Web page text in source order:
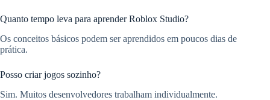
Quanto tempo leva para aprender Roblox Studio?
Os conceitos básicos podem ser aprendidos em poucos dias de
prática.
Posso criar jogos sozinho?
Sim. Muitos desenvolvedores trabalham individualmente.